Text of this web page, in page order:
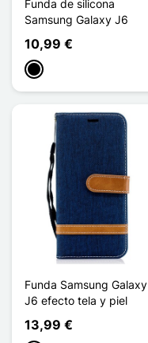
Funda de silicona
Samsung Galaxy J6
10,99 €
Negro
Funda Samsung Galaxy
J6 efecto tela y piel
13,99 €